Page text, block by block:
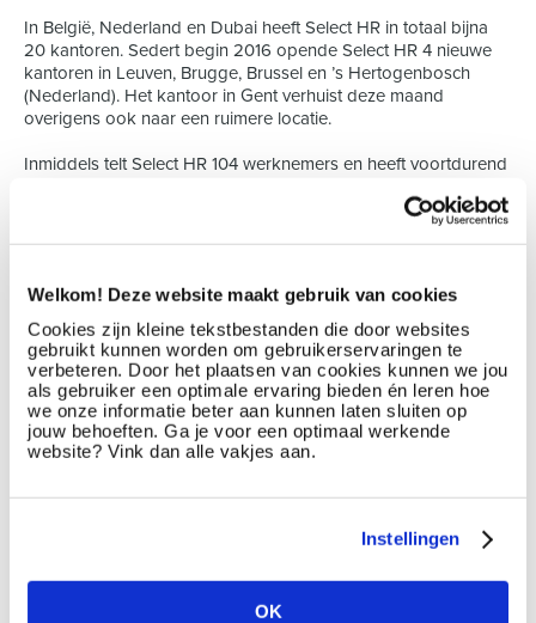
Welkom! Deze website maakt gebruik van cookies
Cookies zijn kleine tekstbestanden die door websites
gebruikt kunnen worden om gebruikerservaringen te
verbeteren. Door het plaatsen van cookies kunnen we jou
als gebruiker een optimale ervaring bieden én leren hoe
we onze informatie beter aan kunnen laten sluiten op
jouw behoeften. Ga je voor een optimaal werkende
website? Vink dan alle vakjes aan.
Instellingen
OK
In België, Nederland en Dubai heeft Select HR in totaal bijna
20 kantoren. Sedert begin 2016 opende Select HR 4 nieuwe
kantoren in Leuven, Brugge, Brussel en ’s Hertogenbosch
(Nederland). Het kantoor in Gent verhuist deze maand
overigens ook naar een ruimere locatie.
Inmiddels telt Select HR 104 werknemers en heeft voortdurend
markt en service op maat leveren. Zowel de werkgever als
werknemer of werkzoekende kan bij ons terecht voor alles wat
merendeel van ons personeelsbestand is al meer dan 15 jaar
actief in de sector en de meesten blijven ook een lange tijd bij
ons. Dankzij onze mensen, hun training en ethiek zijn we
uitermate gespecialiseerd”, zegt de ceo met enige trots.
Select HR ontstond in 1987. Toen heette het human resources
bedrijf nog Select Interim en was er slechts één kantoor. In
2004 nam Bart Gonnissen het bedrijf over. In 2005
dekt al lang de lading niet meer om Select HR te omschrijven.
Het kantoor is ook actief in de bredere werving en selectie,
consultancy, loopbaanbegeleiding, outplacement,